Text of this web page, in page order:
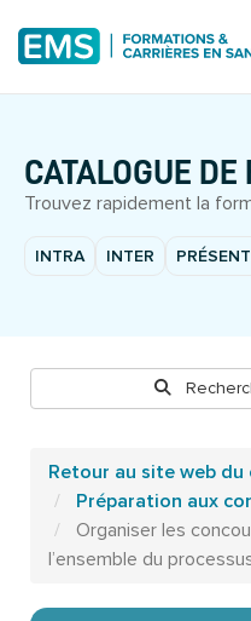
CATALOGUE
Trouvez rapidement la
INTRA INTER
Retour au site web du
Préparation aux
Organiser les
l’ensemble du